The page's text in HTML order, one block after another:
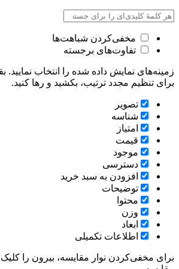
مخفی‌کردن شباهت‌ها
تفاوت‌های برجسته
زمینه‌های نمایش داده شده را انتخاب
برای تنظیم مجدد ترتیب، بکشید و رها کنید.
تصویر
شناسه
امتیاز
قیمت
موجود
دسترسی
افزودن به سبد خرید
توضیحات
محتوا
وزن
ابعاد
اطلاعات تکمیلی
برای مخفی‌کردن نوار مقایسه، بیرون را کلیک